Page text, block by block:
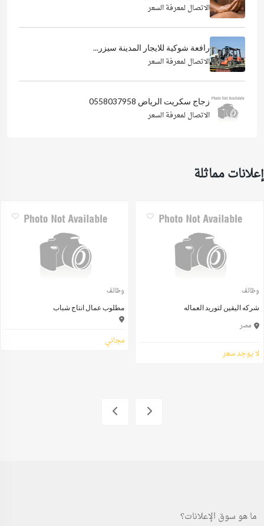
الاتصال لمعرفة السعر
رافعة شوكية للايجار المدينة سيزر...
الاتصال لمعرفة السعر
زجاج سكريت الرياض 0558037958
الاتصال لمعرفة السعر
إعلانات مماثلة
وظائف
شركه اليقين لتوريد العماله
مصر
لا يوجد سعر
وظائف
مطلوب عمال انتاج شباب
مجاني
ما هو سوق الإعلانات؟